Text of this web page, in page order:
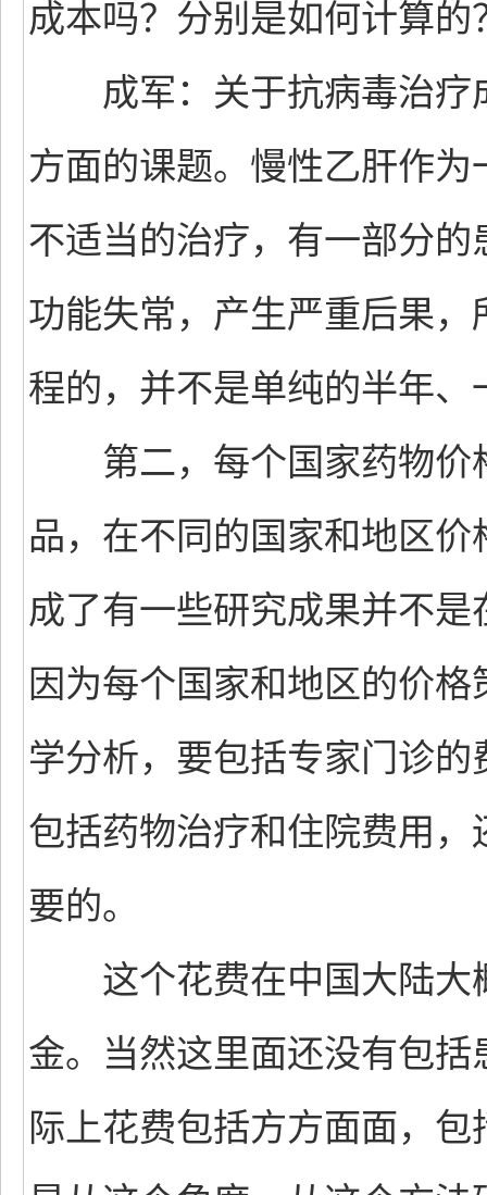
成本吗？分别是如何计算的
成军：关于抗病毒治疗
方面的课题。慢性乙肝作
不适当的治疗，有一部分
功能失常，产生严重后果
程的，并不是单纯的半年、
第二，每个国家药物价
品，在不同的国家和地区
成了有一些研究成果并不
因为每个国家和地区的价
学分析，要包括专家门诊
包括药物治疗和住院费用
要的。
这个花费在中国大陆大
金。当然这里面还没有包
际上花费包括方方面面，